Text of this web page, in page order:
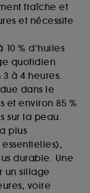
fraîche et
et nécessite
% d’huiles
quotidien
à 4 heures.
dans le
et environ 85 %
sur la peau.
plus
essentielles),
durable. Une
un sillage
voire